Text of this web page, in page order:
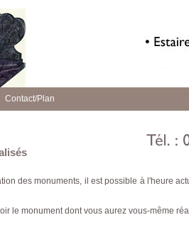
Contact/Plan
des monuments, il est possible à l'heure
le monument dont vous aurez vous-même